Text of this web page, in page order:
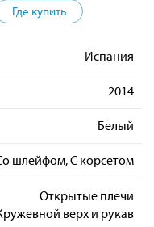
Где купить
Испания
2014
Белый
шлейфом, С корсетом
Открытые плечи
верх и рукав